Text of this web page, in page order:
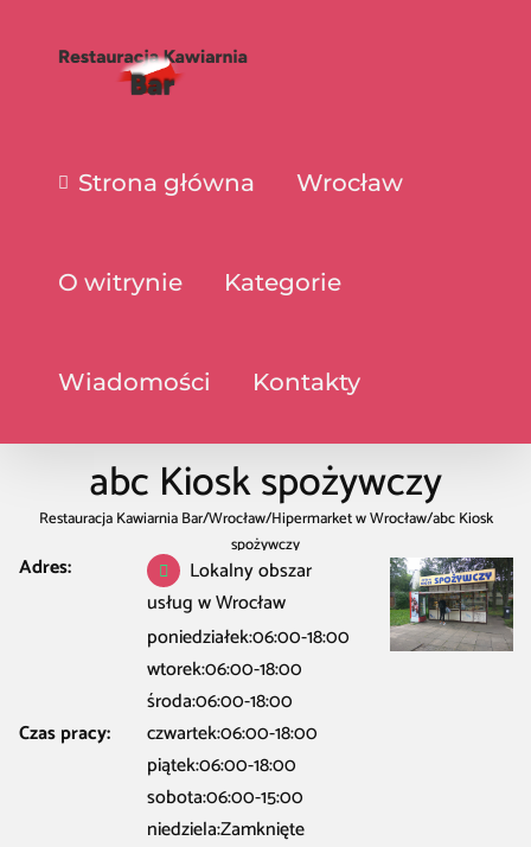
Strona główna Wrocław
O witrynie Kategorie
Wiadomości Kontakty
abc Kiosk spożywczy
Restauracja Kawiarnia Bar/Wrocław/Hipermarket w Wrocław/abc Kiosk
spożywczy
Adres:
Lokalny obszar
usług w Wrocław
Czas pracy:
poniedziałek:06:00-18:00
wtorek:06:00-18:00
środa:06:00-18:00
czwartek:06:00-18:00
piątek:06:00-18:00
sobota:06:00-15:00
niedziela:Zamknięte